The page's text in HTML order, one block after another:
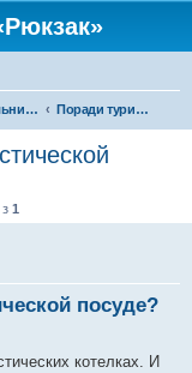
Самодіяльний туризм Поради туристам
з 1
посуде?
котелках. И